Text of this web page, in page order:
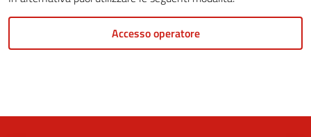
Tutti
argomenti
Accesso operatore